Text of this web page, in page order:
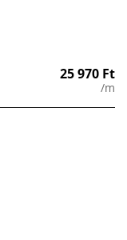
25 970 Ft
/m